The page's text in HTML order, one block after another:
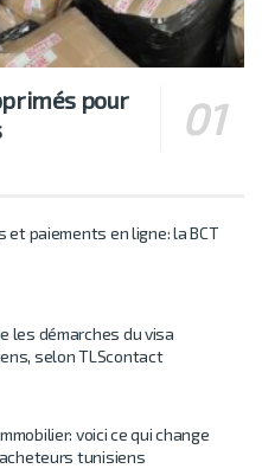
pour
paiements en ligne: la BCT
les démarches du visa
selon TLScontact
voici ce qui change
tunisiens